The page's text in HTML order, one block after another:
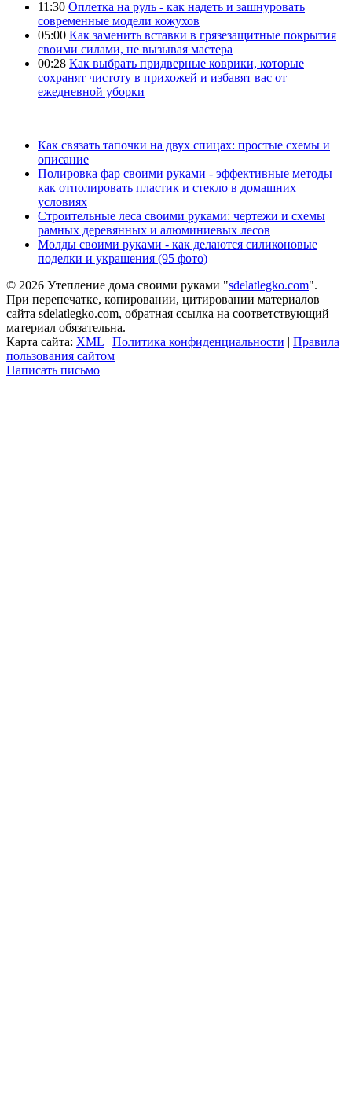
11:30 Оплетка на руль - как надеть и зашнуровать
современные модели кожухов
05:00 Как заменить вставки в грязезащитные покрытия
своими силами, не вызывая мастера
00:28 Как выбрать придверные коврики, которые
сохранят чистоту в прихожей и избавят вас от
ежедневной уборки
Как связать тапочки на двух спицах: простые схемы и
описание
Полировка фар своими руками - эффективные методы
как отполировать пластик и стекло в домашних
условиях
Строительные леса своими руками: чертежи и схемы
рамных деревянных и алюминиевых лесов
Молды своими руками - как делаются силиконовые
поделки и украшения (95 фото)
© 2026 Утепление дома своими руками "sdelatlegko.com".
При перепечатке, копировании, цитировании материалов
сайта sdelatlegko.com, обратная ссылка на соответствующий
материал обязательна.
Карта сайта: XML | Политика конфиденциальности | Правила
пользования сайтом
Написать письмо